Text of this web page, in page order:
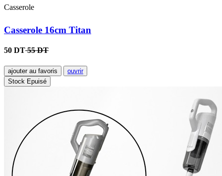
Casserole
Casserole 16cm Titan
50 DT55 DT
ajouter au favoris
ouvrir
Stock Epuisé